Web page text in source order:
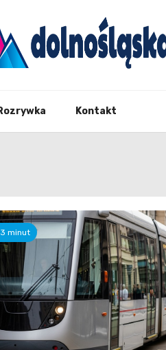
Kontakt
3 minut